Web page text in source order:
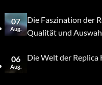
07
Aug.
Die Faszination der
Qualität und
06
Aug.
Die Welt der